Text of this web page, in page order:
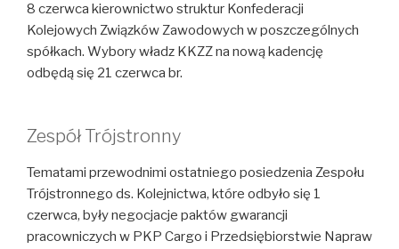
8 czerwca kierownictwo struktur Konfederacji
Kolejowych Związków Zawodowych w poszczególnych
spółkach. Wybory władz KKZZ na nową kadencję
odbędą się 21 czerwca br.
Zespół Trójstronny
Tematami przewodnimi ostatniego posiedzenia Zespołu
Trójstronnego ds. Kolejnictwa, które odbyło się 1
czerwca, były negocjacje paktów gwarancji
pracowniczych w PKP Cargo i Przedsiębiorstwie Napraw